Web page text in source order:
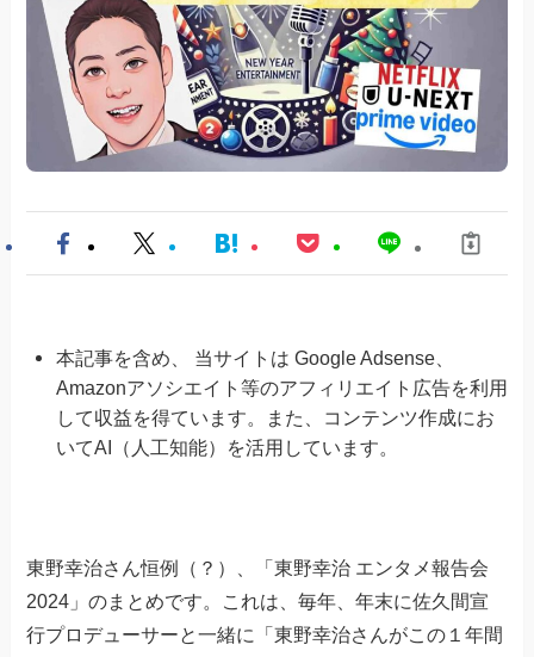
本記事を含め、 当サイトは Google Adsense、
Amazonアソシエイト等のアフィリエイト広告を利用
して収益を得ています。また、コンテンツ作成にお
いてAI（人工知能）を活用しています。
東野幸治さん恒例（？）、「東野幸治 エンタメ報告会
2024」のまとめです。これは、毎年、年末に佐久間宣
行プロデューサーと一緒に「東野幸治さんがこの１年間